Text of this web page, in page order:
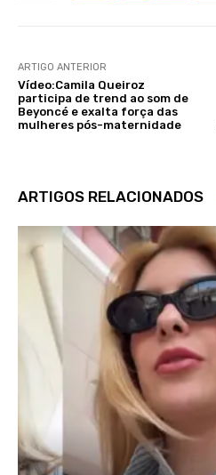
ARTIGO ANTERIOR
Vídeo:Camila Queiroz
participa de trend ao som de
Beyoncé e exalta força das
mulheres pós-maternidade
ARTIGOS RELACIONADOS